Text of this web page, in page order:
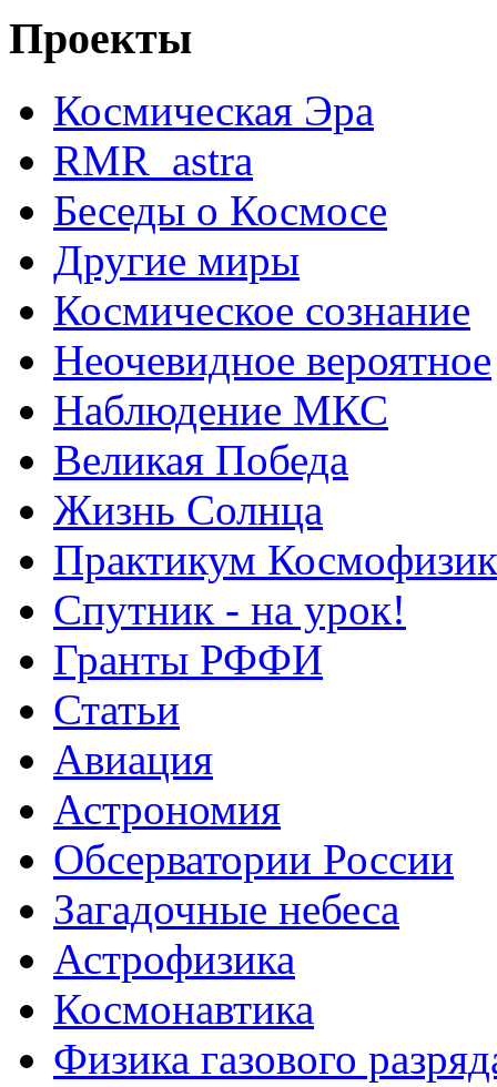
Проекты
Космическая Эра
RMR_astra
Беседы о Космосе
Другие миры
Космическое сознание
Неочевидное вероятное
Наблюдение МКС
Великая Победа
Жизнь Солнца
Практикум
Спутник - на урок!
Гранты РФФИ
Статьи
Авиация
Астрономия
Обсерватории России
Загадочные небеса
Астрофизика
Космонавтика
Физика газового